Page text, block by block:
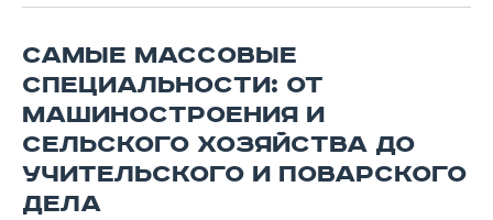
ВОДНЫЕ ВИДЫ СПОРТА
ХОККЕЙ С МЯЧОМ
ОБРАЗОВАНИЕ
ПРОИСШЕСТВИЯ
САМЫЕ МАССОВЫЕ
СПЕЦИАЛЬНОСТИ: ОТ
МАШИНОСТРОЕНИЯ И
СЕЛЬСКОГО ХОЗЯЙСТВА ДО
УЧИТЕЛЬСКОГО И ПОВАРСКОГО
ДЕЛА